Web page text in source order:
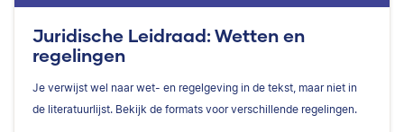
Juridische Leidraad: Wetten en
regelingen
Je verwijst wel naar wet- en regelgeving in de tekst, maar niet in
de literatuurlijst. Bekijk de formats voor verschillende regelingen.